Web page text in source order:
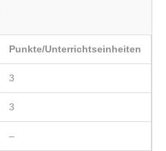
Punkte/Unterrichtseinheiten
3
3
–